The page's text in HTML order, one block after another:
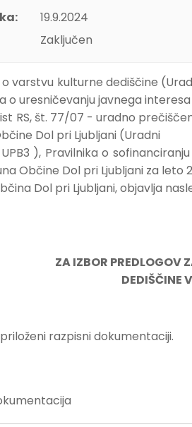
19.9.2024
Zaključen
varstvu kulturne dediščine
o uresničevanju javnega interesa
RS, št. 77/07 - uradno prečiščeno
Dol pri Ljubljani (Uradni
), Pravilnika o
Občine Dol pri Ljubljani za leto
Dol pri Ljubljani, objavlja
ZA IZBOR PREDLOGOV
DEDIŠČINE
razpisni dokumentaciji.